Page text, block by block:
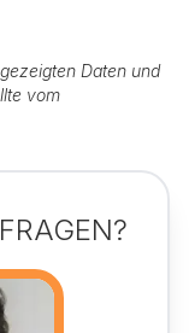
Daten und
vom